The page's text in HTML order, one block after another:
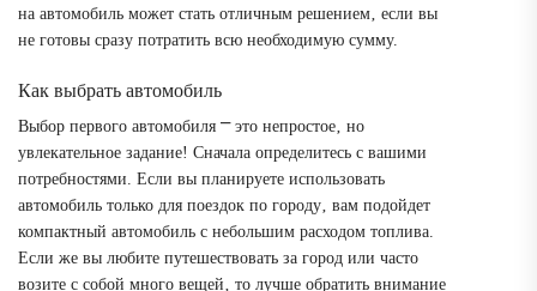
на автомобиль может стать отличным решением‚ если вы
не готовы сразу потратить всю необходимую сумму.
Как выбрать автомобиль
Выбор первого автомобиля ⎻ это непростое‚ но
увлекательное задание! Сначала определитесь с вашими
потребностями. Если вы планируете использовать
автомобиль только для поездок по городу‚ вам подойдет
компактный автомобиль с небольшим расходом топлива.
Если же вы любите путешествовать за город или часто
возите с собой много вещей‚ то лучше обратить внимание